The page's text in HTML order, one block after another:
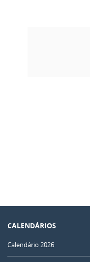
CALENDÁRIOS
Calendário 2026